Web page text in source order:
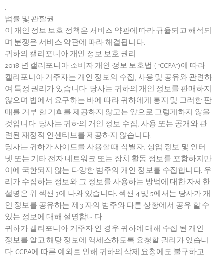
법률 및 관할권.
이 개인 정보 보호 정책은 서비스 약관에 따라 규율되고 해석되
며 분쟁은 서비스 약관에 따라 해결됩니다.
귀하의 캘리포니아 개인 정보 보호 권리.
2018 년 캘리포니아 소비자 개인 정보 보호법 ( “CCPA”)에 따라
캘리포니아 거주자는 개인 정보의 수집, 사용 및 공유와 관련하
여 특정 권리가 있습니다. 당사는 귀하의 개인 정보를 판매하지
않으며 법에서 요구하는 바에 따라 귀하에게 통지 및 그러한 판
매를 거부 할 기회를 제공하지 않고는 앞으로 그렇게하지 않을
것입니다. 당사는 귀하의 개인 정보 수집, 사용 또는 공개와 관
련된 재정적 인센티브를 제공하지 않습니다.
당사는 귀하가 사이트를 사용할 때 식별자, 상업 정보 및 인터
넷 또는 기타 전자 네트워크 또는 장치 활동 정보를 포함하지만
이에 국한되지 않는 다양한 범주의 개인 정보를 수집합니다. 우
리가 수집하는 정보와 그 정보를 사용하는 방법에 대한 자세한
설명은 위 섹션 3에 나와 있습니다. 섹션 4 및 5에서는 당사가 개
인 정보를 공유하는 제 3 자의 범주와 다른 상황에서 공유 할 수
있는 정보에 대해 설명합니다.
귀하가 캘리포니아 거주자 인 경우 귀하에 대해 수집 된 개인
정보를 알고 해당 정보에 액세스하도록 요청할 권리가 있습니
다. CCPA에 따른 예외로 인해 귀하의 삭제 요청에도 불구하고